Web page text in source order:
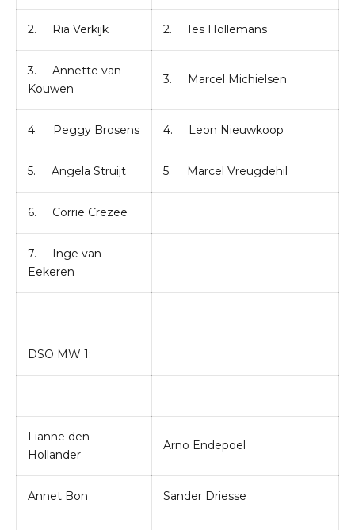
2. Ria Verkijk 2. Ies Hollemans
3. Annette van
Kouwen
3. Marcel Michielsen
4. Peggy Brosens 4. Leon Nieuwkoop
5. Angela Struijt 5. Marcel Vreugdehil
6. Corrie Crezee
7. Inge van
Eekeren
DSO MW 1:
Lianne den
Hollander
Arno Endepoel
Annet Bon Sander Driesse